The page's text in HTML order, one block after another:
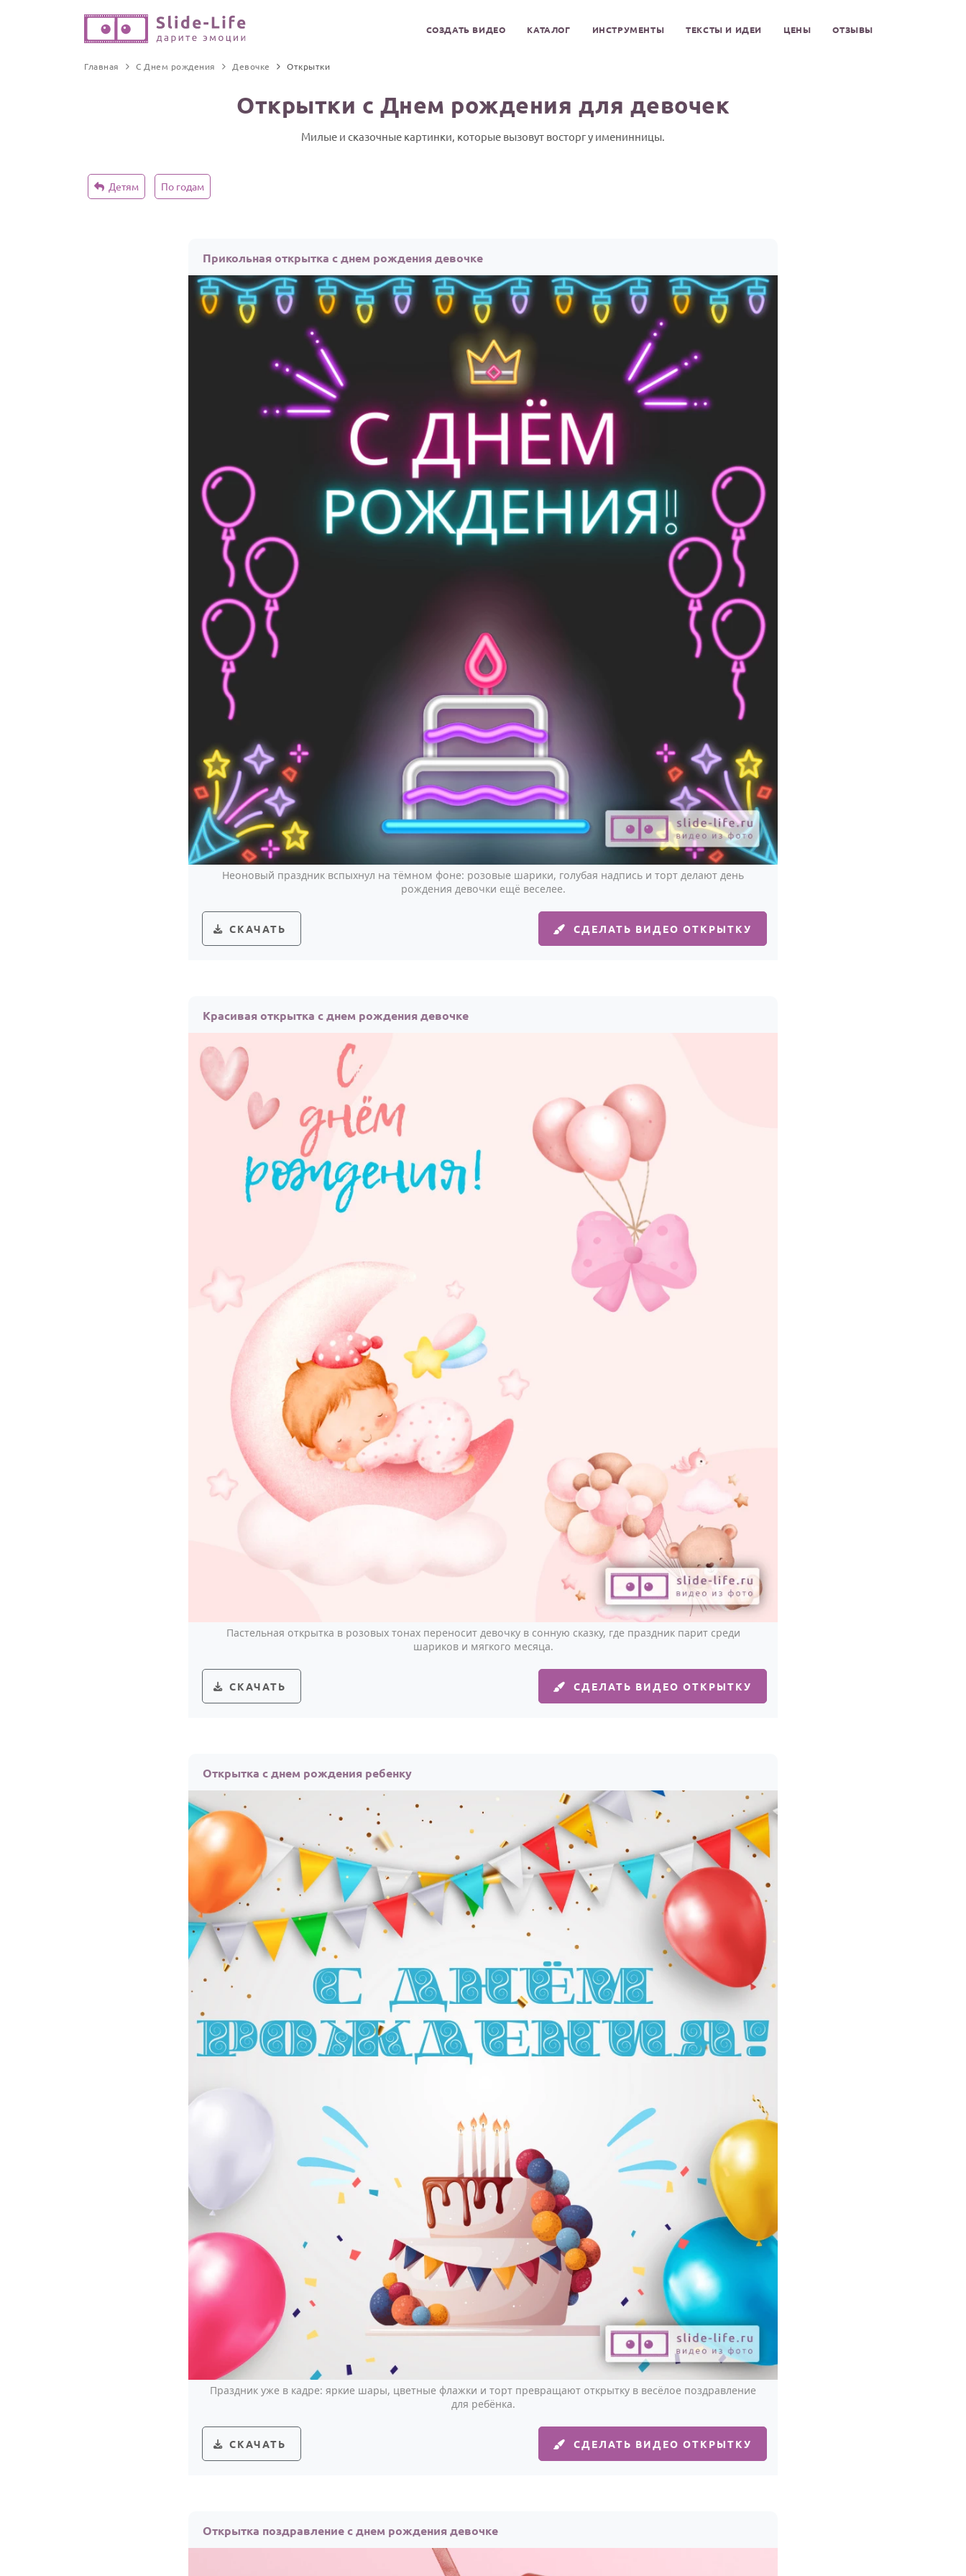
СОЗДАТЬ ВИДЕО КАТАЛОГ ИНСТРУМЕНТЫ ТЕКСТЫ И ИДЕИ ЦЕНЫ ОТЗЫВЫ
Главная С Днем рождения Девочке Открытки
Открытки с Днем рождения для девочек
Милые и сказочные картинки, которые вызовут восторг у именинницы.
Детям По годам
Прикольная открытка с днем рождения девочке
Неоновый праздник вспыхнул на тёмном фоне: розовые шарики, голубая надпись и торт делают день
рождения девочки ещё веселее.
СКАЧАТЬ СДЕЛАТЬ ВИДЕО ОТКРЫТКУ
Красивая открытка с днем рождения девочке
Пастельная открытка в розовых тонах переносит девочку в сонную сказку, где праздник парит среди
шариков и мягкого месяца.
СКАЧАТЬ СДЕЛАТЬ ВИДЕО ОТКРЫТКУ
Открытка с днем рождения ребенку
Праздник уже в кадре: яркие шары, цветные флажки и торт превращают открытку в весёлое поздравление
для ребёнка.
СКАЧАТЬ СДЕЛАТЬ ВИДЕО ОТКРЫТКУ
Открытка поздравление с днем рождения девочке